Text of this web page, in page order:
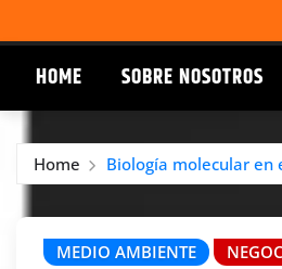
HOME SOBRE NOSOTROS
Home Biología molecular en
MEDIO AMBIENTE